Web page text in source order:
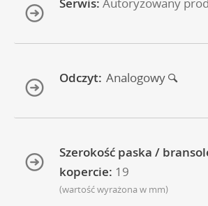
Serwis: Autoryzowany
Odczyt: Analogowy
Szerokość paska /
kopercie: 19
(wartość wyrażona w mm)